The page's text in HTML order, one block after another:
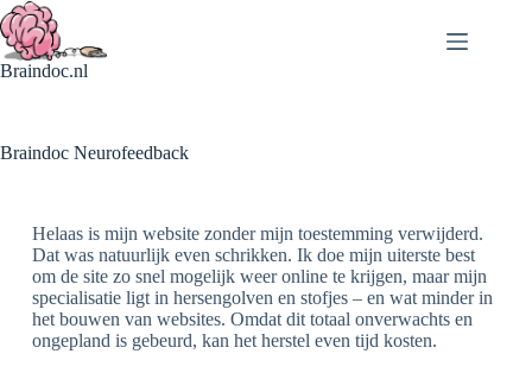
Braindoc.nl
Braindoc Neurofeedback
Helaas is mijn website zonder mijn toestemming verwijderd.
Dat was natuurlijk even schrikken. Ik doe mijn uiterste best
om de site zo snel mogelijk weer online te krijgen, maar mijn
specialisatie ligt in hersengolven en stofjes – en wat minder in
het bouwen van websites. Omdat dit totaal onverwachts en
ongepland is gebeurd, kan het herstel even tijd kosten.